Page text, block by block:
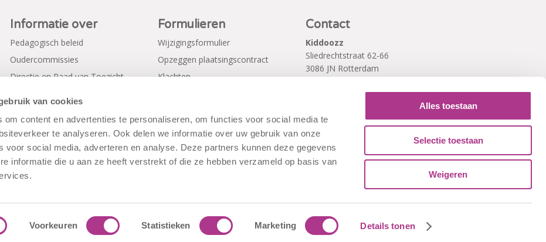
van cookies
om content en advertenties te personaliseren, om functies voor social media te
te analyseren. Ook delen we informatie over uw gebruik van onze
voor social media, adverteren en analyse. Deze partners kunnen deze gegevens
informatie die u aan ze heeft verstrekt of die ze hebben verzameld op basis van
Voorkeuren Statistieken Marketing Details tonen
Alles toestaan
Selectie toestaan
Weigeren
Informatie over
Pedagogisch beleid
Oudercommissies
Directie en Raad van Toezicht
Formulieren
Wijzigingsformulier
Opzeggen plaatsingscontract
Klachten
Contact
Kiddoozz
Sliedrechtstraat 62-66
3086 JN Rotterdam
Voorwaarden|Disclaimer | Cookiebeleid